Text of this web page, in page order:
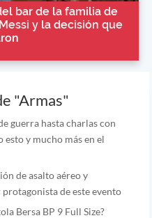
bar de la familia de
y la decisión que
"Armas"
guerra hasta charlas con
y mucho más en el
de asalto aéreo y
de este evento
Bersa BP 9 Full Size?